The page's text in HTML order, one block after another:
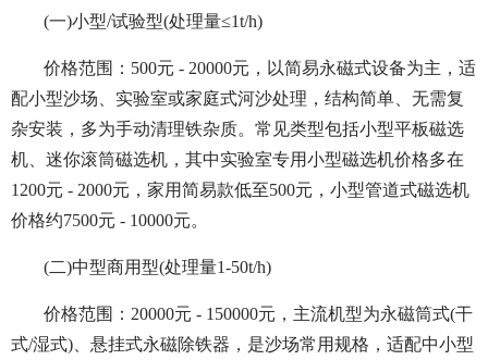
(一)小型/试验型(处理量≤1t/h)
价格范围：500元 - 20000元，以简易永磁式设备为主，适
配小型沙场、实验室或家庭式河沙处理，结构简单、无需复
杂安装，多为手动清理铁杂质。常见类型包括小型平板磁选
机、迷你滚筒磁选机，其中实验室专用小型磁选机价格多在
1200元 - 2000元，家用简易款低至500元，小型管道式磁选机
价格约7500元 - 10000元。
(二)中型商用型(处理量1-50t/h)
价格范围：20000元 - 150000元，主流机型为永磁筒式(干
式/湿式)、悬挂式永磁除铁器，是沙场常用规格，适配中小型